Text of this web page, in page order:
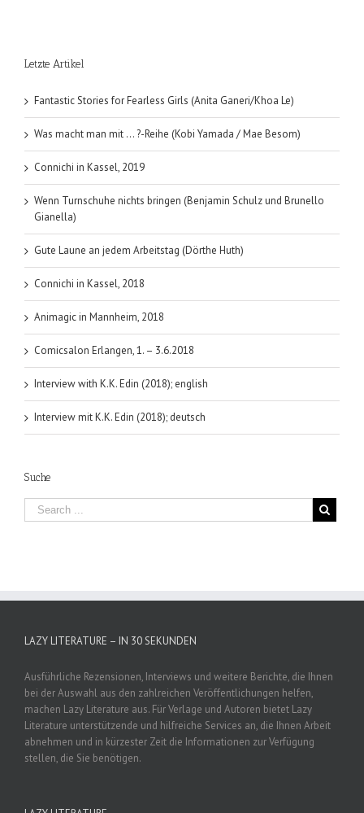
Letzte Artikel
Fantastic Stories for Fearless Girls (Anita Ganeri/Khoa Le)
Was macht man mit … ?-Reihe (Kobi Yamada / Mae Besom)
Connichi in Kassel, 2019
Wenn Turnschuhe nichts bringen (Benjamin Schulz und Brunello
Gianella)
Gute Laune an jedem Arbeitstag (Dörthe Huth)
Connichi in Kassel, 2018
Animagic in Mannheim, 2018
Comicsalon Erlangen, 1. – 3.6.2018
Interview with K.K. Edin (2018); english
Interview mit K.K. Edin (2018); deutsch
Suche
LAZY LITERATURE – IN 30 SEKUNDEN
Ausführliche Rezensionen, Interviews und weitere Berichte, die Ihnen
bei der Auswahl aus den zahlreichen Veröffentlichungen helfen,
machen Lazy Literature aus. Für Verlage und Autoren bietet Lazy
Literature unterstützende und hilfreiche Services an, die Ihnen Arbeit
abnehmen und in kürzester Zeit die Informationen zur Verfügung
stellen, die Sie benötigen.